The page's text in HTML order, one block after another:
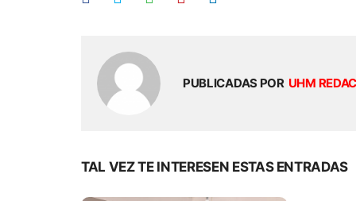
PUBLICADAS POR UHM
TAL VEZ TE INTERESEN ESTAS ENTRADAS